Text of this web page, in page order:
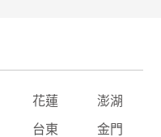
花蓮 澎湖
台東 金門